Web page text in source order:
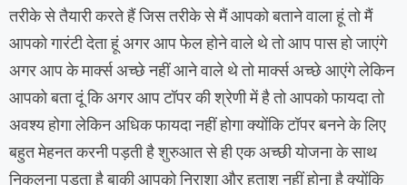
तरीके से तैयारी करते हैं जिस तरीके से मैं आपको बताने वाला हूं तो मैं
आपको गारंटी देता हूं अगर आप फेल होने वाले थे तो आप पास हो जाएंगे
अगर आप के मार्क्स अच्छे नहीं आने वाले थे तो मार्क्स अच्छे आएंगे लेकिन
आपको बता दूं कि अगर आप टॉपर की श्रेणी में है तो आपको फायदा तो
अवश्य होगा लेकिन अधिक फायदा नहीं होगा क्योंकि टॉपर बनने के लिए
बहुत मेहनत करनी पड़ती है शुरुआत से ही एक अच्छी योजना के साथ
निकलना पड़ता है बाकी आपको निराशा और हताश नहीं होना है क्योंकि